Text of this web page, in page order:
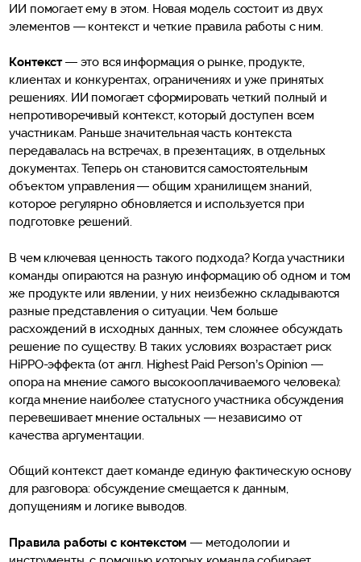
ИИ помогает ему в этом. Новая модель состоит из двух
элементов — контекст и четкие правила работы с ним.
Контекст— это вся информация о рынке, продукте,
клиентах и конкурентах, ограничениях и уже принятых
решениях. ИИ помогает сформировать четкий полный и
непротиворечивый контекст, который доступен всем
участникам. Раньше значительная часть контекста
передавалась на встречах, в презентациях, в отдельных
документах. Теперь он становится самостоятельным
объектом управления — общим хранилищем знаний,
которое регулярно обновляется и используется при
подготовке решений.
В чем ключевая ценность такого подхода? Когда участники
команды опираются на разную информацию об одном и том
же продукте или явлении, у них неизбежно складываются
разные представления о ситуации. Чем больше
расхождений в исходных данных, тем сложнее обсуждать
решение по существу. В таких условиях возрастает риск
HiPPO-эффекта (от англ. Highest Paid Person’s Opinion —
опора на мнение самого высокооплачиваемого человека):
когда мнение наиболее статусного участника обсуждения
перевешивает мнение остальных — независимо от
качества аргументации.
Общий контекст дает команде единую фактическую основу
для разговора: обсуждение смещается к данным,
допущениям и логике выводов.
Правила работы с контекстом — методологии и